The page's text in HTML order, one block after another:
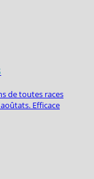
de toutes races
Efficace